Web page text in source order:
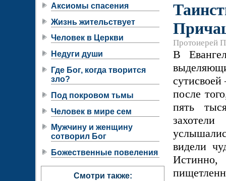
Протоиерей
В
после
пять
видели
Аксиомы спасения
Жизнь жительствует
Человек в Церкви
Недуги души
Где Бог, когда творится
зло?
Под покровом тьмы
Человек в мире сем
Мужчину и женщину
сотворил Бог
Божественные повеления
Смотри также: